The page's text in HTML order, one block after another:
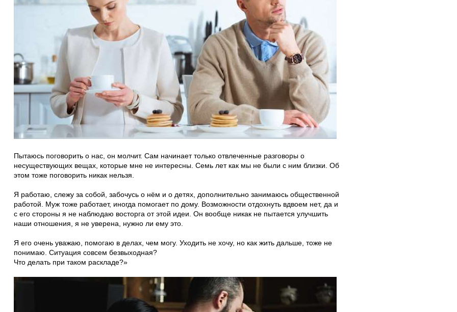
Пытаюсь поговорить о нас, он молчит. Сам начинает только отвлеченные разговоры о
несуществующих вещах, которые мне не интересны. Семь лет как мы не были с ним близки. Об
этом тоже поговорить никак нельзя.
Я работаю, слежу за собой, забочусь о нём и о детях, дополнительно занимаюсь общественной
работой. Муж тоже работает, иногда помогает по дому. Возможности отдохнуть вдвоем нет, да и
с его стороны я не наблюдаю восторга от этой идеи. Он вообще никак не пытается улучшить
наши отношения, я не уверена, нужно ли ему это.
Я его очень уважаю, помогаю в делах, чем могу. Уходить не хочу, но как жить дальше, тоже не
понимаю. Ситуация совсем безвыходная?
Что делать при таком раскладе?»